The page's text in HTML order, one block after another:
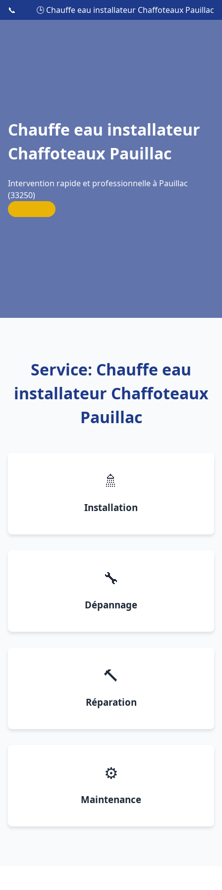
📞 🕒 Chauffe eau installateur Chaffoteaux Pauillac
Chauffe eau installateur
Chaffoteaux Pauillac
Intervention rapide et professionnelle à Pauillac
(33250)
Service: Chauffe eau
installateur Chaffoteaux
Pauillac
🚿
Installation
🔧
Dépannage
🔨
Réparation
⚙️
Maintenance